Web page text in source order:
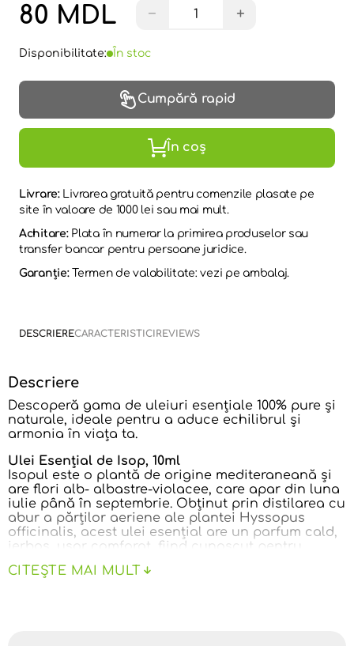
80 MDL − +
Disponibilitate: În stoc
Cumpără rapid
În coș
Livrare: Livrarea gratuită pentru comenzile plasate pe
site în valoare de 1000 lei sau mai mult.
Achitare: Plata în numerar la primirea produselor sau
transfer bancar pentru persoane juridice.
Garanție:Termen de valabilitate: vezi pe ambalaj.
DESCRIERECARACTERISTICIREVIEWS
Descriere
Descoperă gama de uleiuri esențiale 100% pure și
naturale, ideale pentru a aduce echilibrul și
armonia în viața ta.
Ulei Esențial de Isop, 10ml
Isopul este o plantă de origine mediteraneană şi
are flori alb- albastre-violacee, care apar din luna
iulie până în septembrie. Obținut prin distilarea cu
abur a părților aeriene ale plantei Hyssopus
officinalis, acest ulei esențial are un parfum cald,
ierbos, ușor camforat, fiind cunoscut pentru
sănătății respiratorii și imunitare.
CITEȘTE MAI MULT